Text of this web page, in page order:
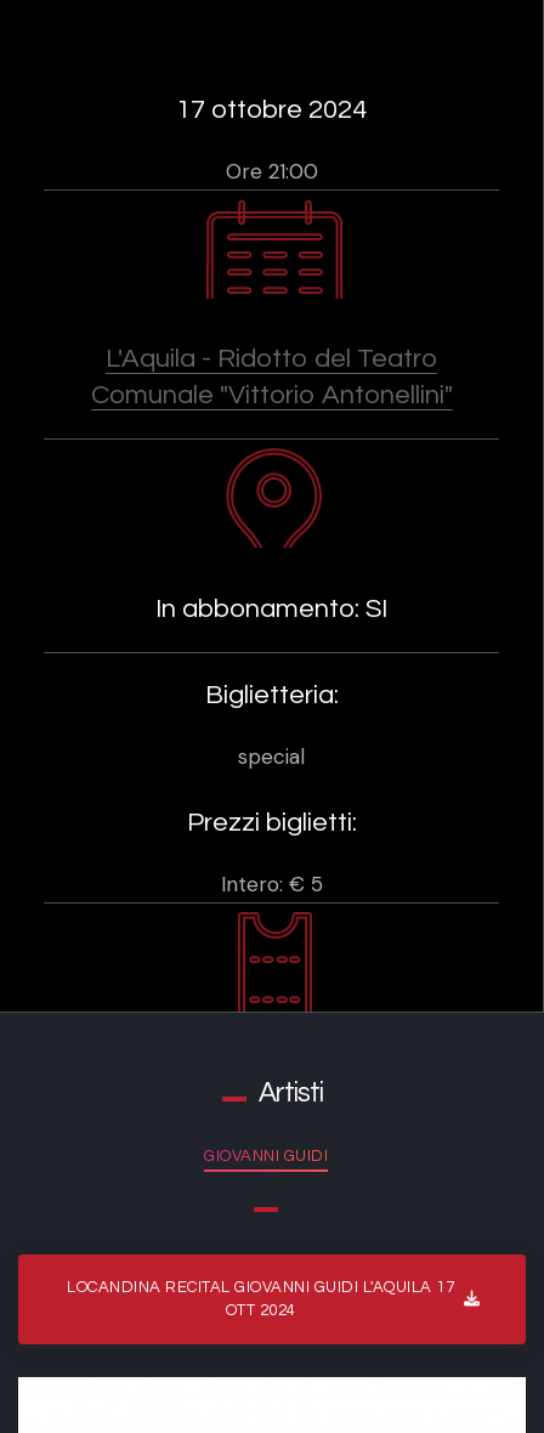
17 ottobre 2024
Ore 21:00
L'Aquila - Ridotto del Teatro
Comunale "Vittorio Antonellini"
In abbonamento: SI
Biglietteria:
special
Prezzi biglietti:
Intero: € 5
Artisti
GIOVANNI GUIDI
LOCANDINA RECITAL GIOVANNI GUIDI L'AQUILA 17
OTT 2024